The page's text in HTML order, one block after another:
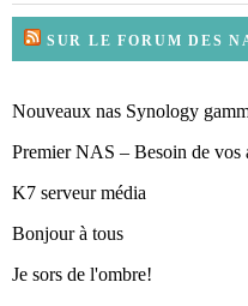
SUR LE FORUM DES
Nouveaux nas Synology
Premier NAS – Besoin de vos
K7 serveur média
Bonjour à tous
Je sors de l'ombre!